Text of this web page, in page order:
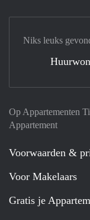
Op Appartementen
Appartement
Voorwaarden &
Voor Makelaars
Gratis je
Niks leuks